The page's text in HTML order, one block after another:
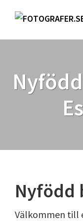
Fotografer.se
Nyfödd
Välkommen till